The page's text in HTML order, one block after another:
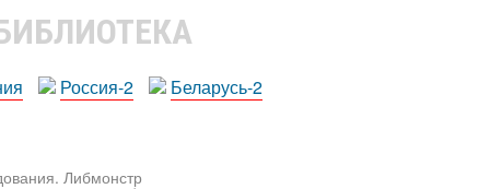
Россия-2 Беларусь-2
Либмонстр